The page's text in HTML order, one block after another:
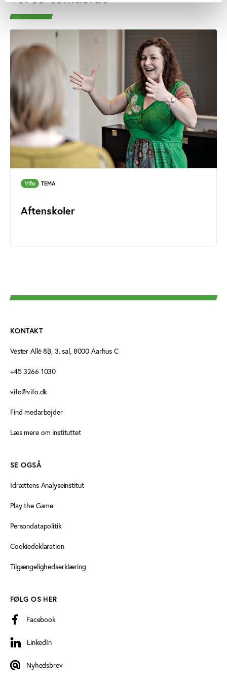
Vifo TEMA
Aftenskoler
KONTAKT
Vester Allé 8B, 3. sal, 8000 Aarhus C
+45 3266 1030
vifo@vifo.dk
Find medarbejder
Læs mere om instituttet
SE OGSÅ
Idrættens Analyseinstitut
Play the Game
Persondatapolitik
Cookiedeklaration
Tilgængelighedserklæring
FØLG OS HER
Facebook
LinkedIn
LinkedIn
Nyhedsbrev
Nyhedsbrev